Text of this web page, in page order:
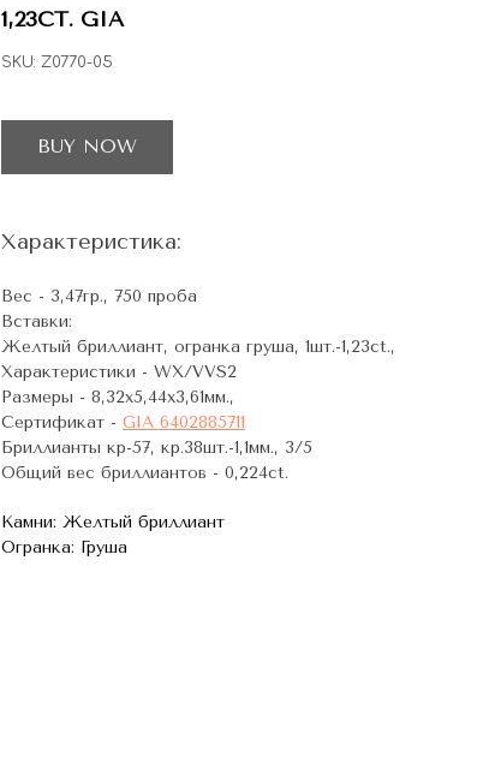
1,23CT. GIA
SKU: Z0770-05
BUY NOW
Характеристика:
Вес - 3,47гр., 750 проба
Вставки:
Желтый бриллиант, огранка груша, 1шт.-1,23ct.,
Характеристики - WX/VVS2
Размеры - 8,32х5,44х3,61мм.,
Сертификат - GIA 6402885711
Бриллианты кр-57, кр.38шт.-1,1мм., 3/5
Общий вес бриллиантов - 0,224ct.
Камни: Желтый бриллиант
Огранка: Груша